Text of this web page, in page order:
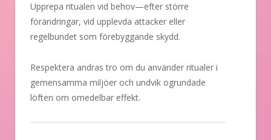
Upprepa ritualen vid behov—efter större
förändringar, vid upplevda attacker eller
regelbundet som förebyggande skydd.
Respektera andras tro om du använder ritualer i
gemensamma miljöer och undvik ogrundade
löften om omedelbar effekt.